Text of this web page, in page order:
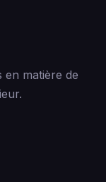
en matière de